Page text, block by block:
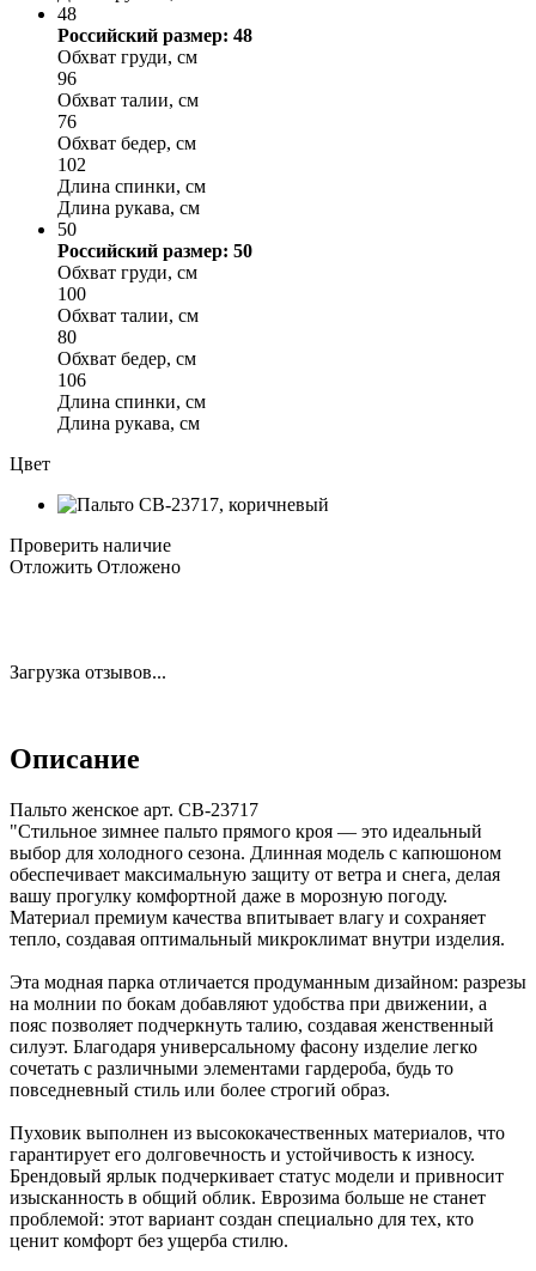
48
Российский размер: 48
Обхват груди, см
96
Обхват талии, см
76
Обхват бедер, см
102
Длина спинки, см
Длина рукава, см
50
Российский размер: 50
Обхват груди, см
100
Обхват талии, см
80
Обхват бедер, см
106
Длина спинки, см
Длина рукава, см
Цвет
Проверить наличие
Отложить Отложено
Загрузка отзывов...
Описание
Пальто женское арт. CB-23717
"Стильное зимнее пальто прямого кроя — это идеальный
выбор для холодного сезона. Длинная модель с капюшоном
обеспечивает максимальную защиту от ветра и снега, делая
вашу прогулку комфортной даже в морозную погоду.
Материал премиум качества впитывает влагу и сохраняет
тепло, создавая оптимальный микроклимат внутри изделия.
Эта модная парка отличается продуманным дизайном: разрезы
на молнии по бокам добавляют удобства при движении, а
пояс позволяет подчеркнуть талию, создавая женственный
силуэт. Благодаря универсальному фасону изделие легко
сочетать с различными элементами гардероба, будь то
повседневный стиль или более строгий образ.
Пуховик выполнен из высококачественных материалов, что
гарантирует его долговечность и устойчивость к износу.
Брендовый ярлык подчеркивает статус модели и привносит
изысканность в общий облик. Еврозима больше не станет
проблемой: этот вариант создан специально для тех, кто
ценит комфорт без ущерба стилю.